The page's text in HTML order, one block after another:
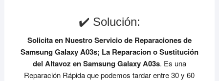
✔️ Solución:
Solicita en Nuestro Servicio de Reparaciones de
Samsung Galaxy A03s; La Reparacion o Sustitución
del Altavoz en Samsung Galaxy A03s. Es una
Reparación Rápida que podemos tardar entre 30 y 60